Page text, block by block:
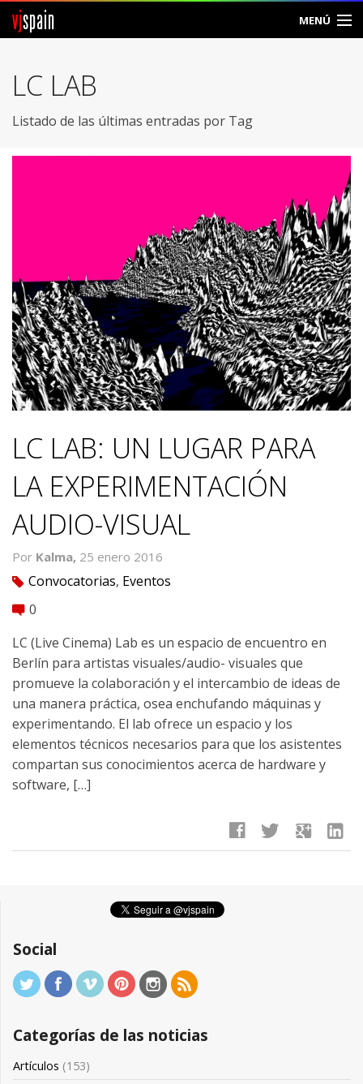
vjspain MENÚ
Foros
Entrar
Crear Cuenta
LC LAB
Listado de las últimas entradas por Tag
LC LAB: UN LUGAR PARA
LA EXPERIMENTACIÓN
AUDIO-VISUAL
Por Kalma, 25 enero 2016
tag Convocatorias, Eventos
comment 0
LC (Live Cinema) Lab es un espacio de encuentro en
Berlín para artistas visuales/audio- visuales que
promueve la colaboración y el intercambio de ideas de
una manera práctica, osea enchufando máquinas y
experimentando. El lab ofrece un espacio y los
elementos técnicos necesarios para que los asistentes
compartan sus conocimientos acerca de hardware y
software, […]
facebook twitter google linkedin
Social
Categorías de las noticias
Artículos (153)